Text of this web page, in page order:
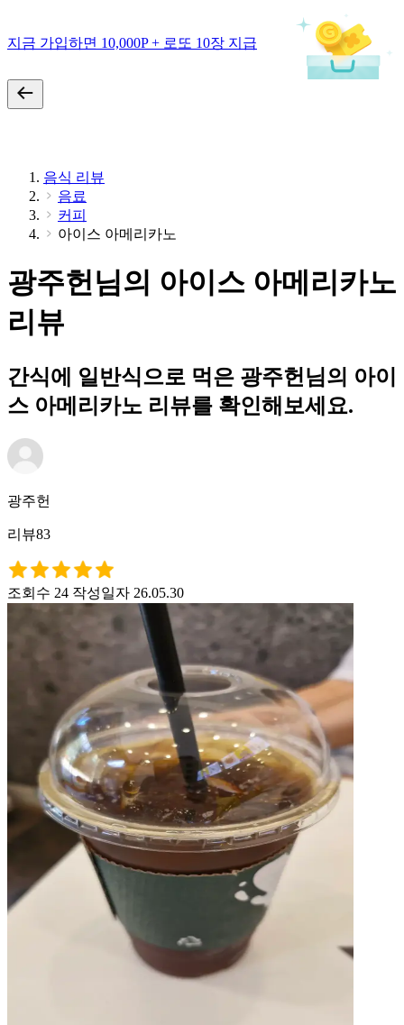
지금 가입하면 10,000P + 로또 10장 지급
음식 리뷰
음료
커피
아이스 아메리카노
광주헌님의 아이스 아메리카노
리뷰
간식에 일반식으로 먹은 광주헌님의 아이
스 아메리카노 리뷰를 확인해보세요.
광주헌
리뷰83
조회수 24 작성일자 26.05.30